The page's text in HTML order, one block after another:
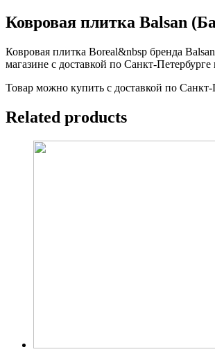
Ковровая плитка Balsan
Ковровая плитка Boreal&nbsp бренда
магазине с доставкой по Санкт-
Товар можно купить с доставкой по
Related products